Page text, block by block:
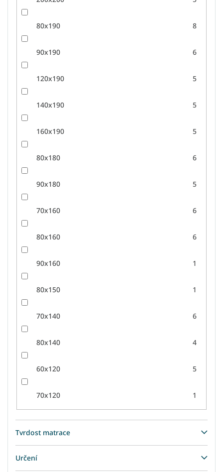
80x190 8
90x190 6
120x190 5
140x190 5
160x190 5
80x180 6
90x180 5
70x160 6
80x160 6
90x160 1
80x150 1
70x140 6
80x140 4
60x120 5
70x120 1
Tvrdost matrace
Určení